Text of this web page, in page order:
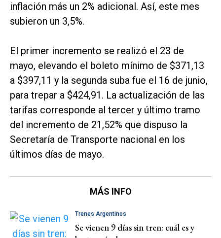
inflación más un 2% adicional. Así, este mes
subieron un 3,5%.
El primer incremento se realizó el 23 de
mayo, elevando el boleto mínimo de $371,13
a $397,11 y la segunda suba fue el 16 de junio,
para trepar a $424,91. La actualización de las
tarifas corresponde al tercer y último tramo
del incremento de 21,52% que dispuso la
Secretaría de Transporte nacional en los
últimos días de mayo.
MÁS INFO
Trenes Argentinos
Se vienen 9 días sin tren: cuál es y